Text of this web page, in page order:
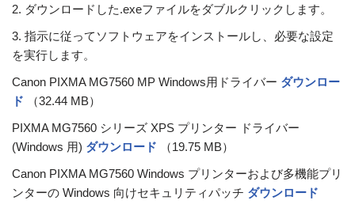
2. ダウンロードした.exeファイルをダブルクリックします。
3. 指示に従ってソフトウェアをインストールし、必要な設定
を実行します。
Canon PIXMA MG7560 MP Windows用ドライバー ダウンロー
ド
（32.44 MB）
PIXMA MG7560 シリーズ XPS プリンター ドライバー
(Windows 用) ダウンロード
（19.75 MB）
Canon PIXMA MG7560 Windows プリンターおよび多機能プリ
ンターの Windows 向けセキュリティパッチ ダウンロード